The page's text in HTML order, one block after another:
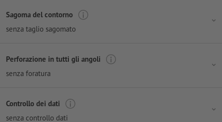
Sagoma del contorno
senza taglio sagomato
Perforazione in tutti gli angoli
senza foratura
Controllo dei dati
senza controllo dati